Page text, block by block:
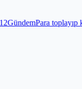
kurban kesmediği